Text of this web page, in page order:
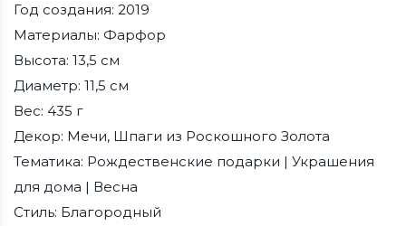
Год создания: 2019
Материалы: Фарфор
Высота: 13,5 см
Диаметр: 11,5 см
Вес: 435 г
Декор: Мечи, Шпаги из Роскошного Золота
Тематика: Рождественские подарки | Украшения
для дома | Весна
Стиль: Благородный